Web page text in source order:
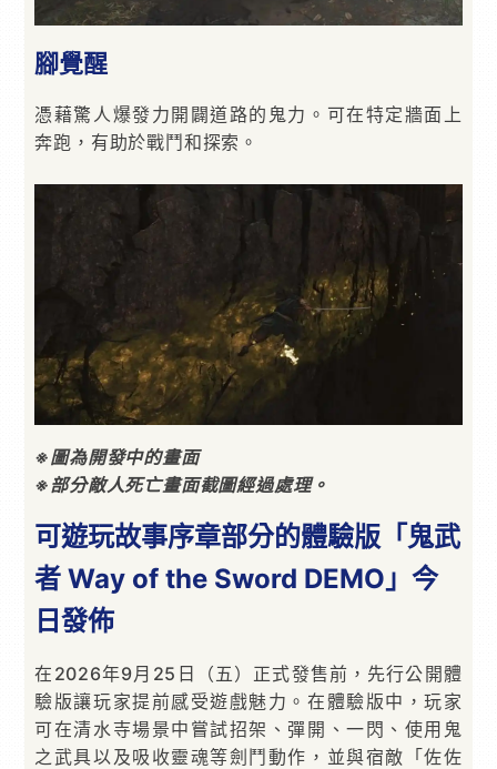
腳覺醒
憑藉驚人爆發力開闢道路的鬼力。可在特定牆面上
奔跑，有助於戰鬥和探索。
※圖為開發中的畫面
※部分敵人死亡畫面截圖經過處理。
可遊玩故事序章部分的體驗版「鬼武
者 Way of the Sword DEMO」今
日發佈
在2026年9月25日（五）正式發售前，先行公開體
驗版讓玩家提前感受遊戲魅力。在體驗版中，玩家
可在清水寺場景中嘗試招架、彈開、一閃、使用鬼
之武具以及吸收靈魂等劍鬥動作，並與宿敵「佐佐